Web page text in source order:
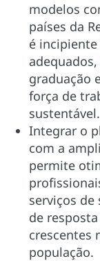
modelos
países da
é
graduação
força de
sustentável.
Integrar o
com a
permite
serviços de
de
crescentes
população.